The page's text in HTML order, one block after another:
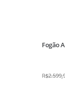
Fogão
R$